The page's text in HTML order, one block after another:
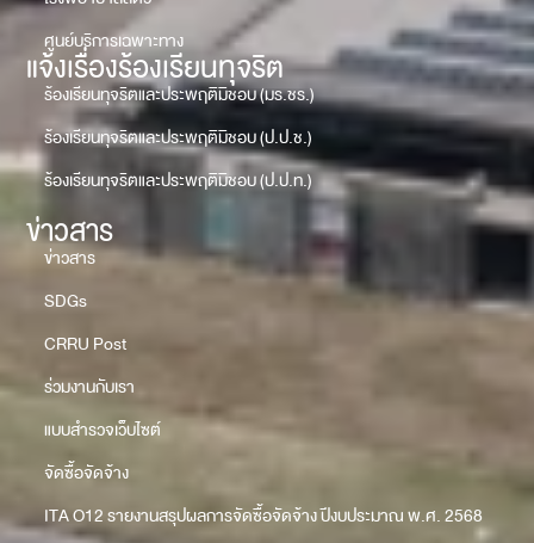
ศูนย์บริการเฉพาะทาง
แจ้งเรื่องร้องเรียนทุจริต
ร้องเรียนทุจริตและประพฤติมิชอบ (มร.ชร.)
ร้องเรียนทุจริตและประพฤติมิชอบ (ป.ป.ช.)
ร้องเรียนทุจริตและประพฤติมิชอบ (ป.ป.ท.)
ข่าวสาร
ข่าวสาร
SDGs
CRRU Post
ร่วมงานกับเรา
แบบสำรวจเว็บไซต์
จัดซื้อจัดจ้าง
ITA O12 รายงานสรุปผลการจัดซื้อจัดจ้าง ปีงบประมาณ พ.ศ. 2568